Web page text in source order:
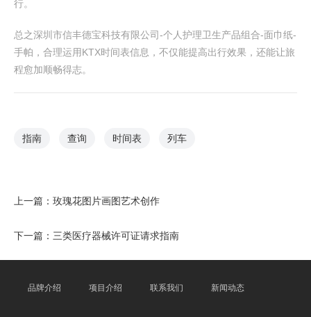
行。
总之深圳市信丰德宝科技有限公司-个人护理卫生产品组合-面巾纸-
手帕，合理运用KTX时间表信息，不仅能提高出行效果，还能让旅
程愈加顺畅得志。
指南 查询 时间表 列车
上一篇： 玫瑰花图片画图艺术创作
下一篇： 三类医疗器械许可证请求指南
品牌介绍 项目介绍 联系我们 新闻动态